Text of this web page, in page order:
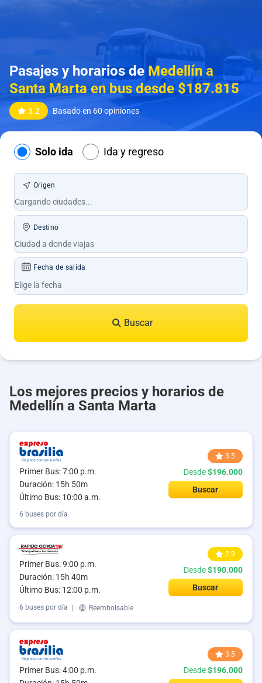
Pasajes y horarios de Medellín a
Santa Marta en bus desde $187.815
3.2 Basado en 60 opiniones
Solo ida Ida y regreso
Origen
Destino
Fecha de salida
Buscar
Los mejores precios y horarios de
Medellín a Santa Marta
Primer Bus: 7:00 p.m.
Duración: 15h 50m
Último Bus: 10:00 a.m.
3.5
Desde$196.000
Buscar
6 buses por día
Primer Bus: 9:00 p.m.
Duración: 15h 40m
Último Bus: 12:00 p.m.
2.9
Desde$190.000
Buscar
6 buses por día | Reembolsable
Primer Bus: 4:00 p.m.
3.5
Desde$196.000